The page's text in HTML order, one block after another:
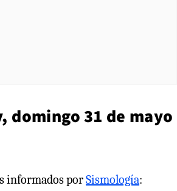
domingo 31 de mayo
informados porSismología: